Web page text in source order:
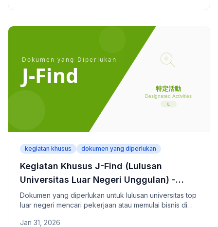
kegiatan khusus dokumen yang diperlukan
Kegiatan Khusus J-Find (Lulusan
Universitas Luar Negeri Unggulan) -
Dokumen yang Diperlukan
Dokumen yang diperlukan untuk lulusan universitas top
luar negeri mencari pekerjaan atau memulai bisnis di
Jan 31, 2026